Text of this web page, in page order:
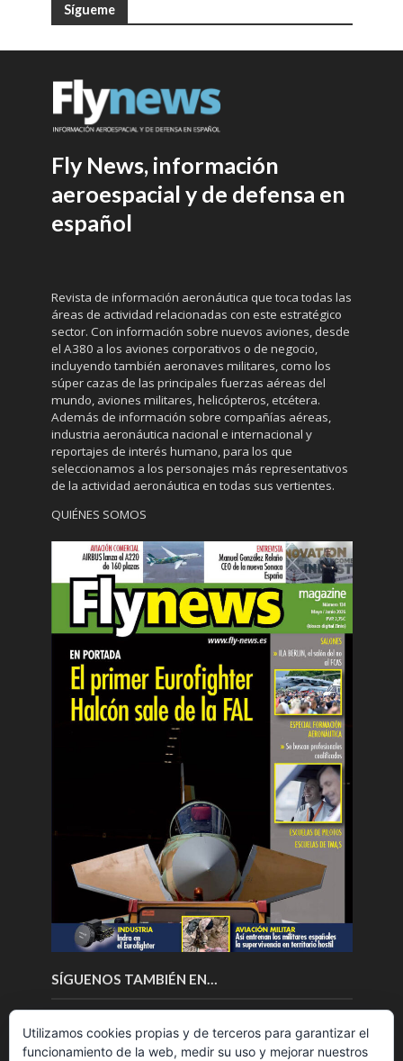
Sígueme
Fly News, información
aeroespacial y de defensa en
español
Revista de información aeronáutica que toca todas las
áreas de actividad relacionadas con este estratégico
sector. Con información sobre nuevos aviones, desde
el A380 a los aviones corporativos o de negocio,
incluyendo también aeronaves militares, como los
súper cazas de las principales fuerzas aéreas del
mundo, aviones militares, helicópteros, etcétera.
Además de información sobre compañías aéreas,
industria aeronáutica nacional e internacional y
reportajes de interés humano, para los que
seleccionamos a los personajes más representativos
de la actividad aeronáutica en todas sus vertientes.
QUIÉNES SOMOS
SÍGUENOS TAMBIÉN EN…
Utilizamos cookies propias y de terceros para garantizar el
funcionamiento de la web, medir su uso y mejorar nuestros